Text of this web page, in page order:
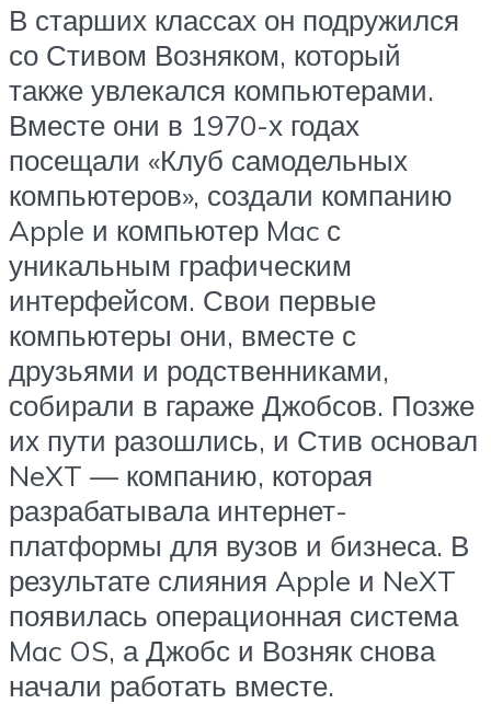
В старших классах он подружился
со Стивом Возняком, который
также увлекался компьютерами.
Вместе они в 1970-х годах
посещали «Клуб самодельных
компьютеров», создали компанию
Apple и компьютер Mac с
уникальным графическим
интерфейсом. Свои первые
компьютеры они, вместе с
друзьями и родственниками,
собирали в гараже Джобсов. Позже
их пути разошлись, и Стив основал
NeXT — компанию, которая
разрабатывала интернет-
платформы для вузов и бизнеса. В
результате слияния Apple и NeXT
появилась операционная система
Mac OS, а Джобс и Возняк снова
начали работать вместе.